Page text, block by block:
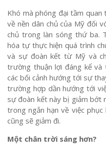
Khó mà phóng đại tầm
về nền dân chủ của Mỹ đối
chủ trong làn sóng thứ ba.
hóa tự thực hiện quá trình
và sự đoàn kết từ Mỹ và
trường thuận lợi đáng kể và
các bối cảnh hướng tới sự
trường hợp dần hướng tới
sự đoàn kết này bị giảm bớt
trong ngắn hạn về việc
cũng sẽ giảm đi.
Một chân trời sáng hơn?